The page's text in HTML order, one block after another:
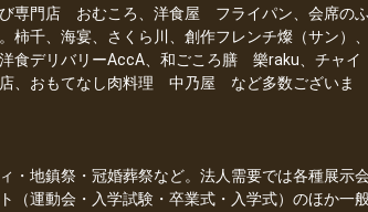
専門店 おむころ、洋食屋 フライパン、会席のふ
千、海宴、さくら川、創作フレンチ燦（サン）、
デリバリーAccA、和ごころ膳 樂raku、チャイ
、おもてなし肉料理 中乃屋 など多数ございま
・地鎮祭・冠婚葬祭など。法人需要では各種展示
（運動会・入学試験・卒業式・入学式）のほか一